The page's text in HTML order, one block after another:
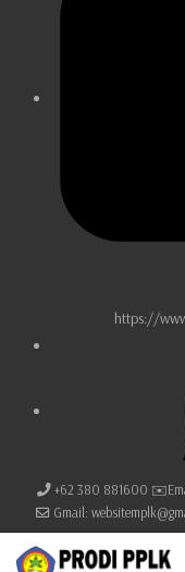
https://
+62 380 881600
Gmail: